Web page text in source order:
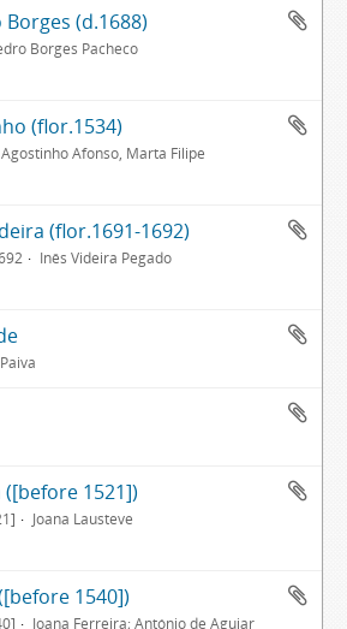
(d.1688)
Borges Pacheco
(flor.1534)
Agostinho Afonso, Marta Filipe
(flor.1691-1692)
Inês Videira Pegado
([before 1521])
Joana Lausteve
1540])
Joana Ferreira; António de Aguiar